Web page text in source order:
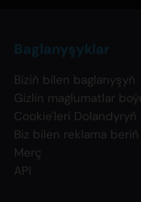
Baglanyşyklar
Biziň bilen baglanyşyň
Gizlin maglumatlar
Cookie'leri Dolandyryň
Biz bilen reklama beriň
Merç
API